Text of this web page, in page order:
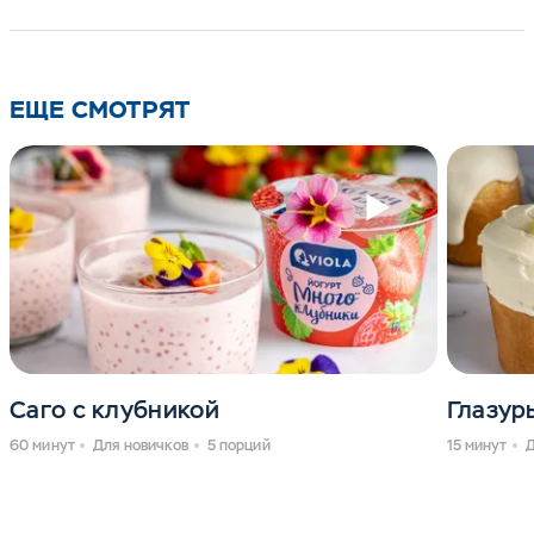
ЕЩЕ СМОТРЯТ
Саго с клубникой
60 минут Для новичков 5 порций 15 минут